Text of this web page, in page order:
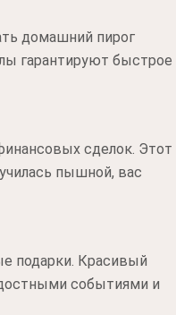
домашний пирог
гарантируют быстрое
сделок. Этот
пышной, вас
подарки. Красивый
событиями и